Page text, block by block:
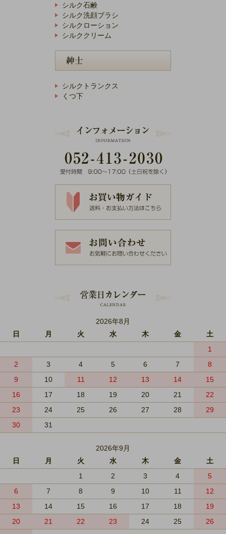
シルク石鹸
シルク洗顔ブラシ
シルクローション
シルククリーム
シルクトランクス
くつ下
2026年8月
日
月 火 水 木 金
土
1
2
3 4 5 6 7
8
9
10 11 12 13 14
15
16
17 18 19 20 21
22
23
24 25 26 27 28
29
30
31
2026年9月
日
月 火 水 木 金
土
1
2 3 4
5
6
7 8 9 10 11
12
13
14 15 16 17 18
19
20
21 22 23 24 25
26